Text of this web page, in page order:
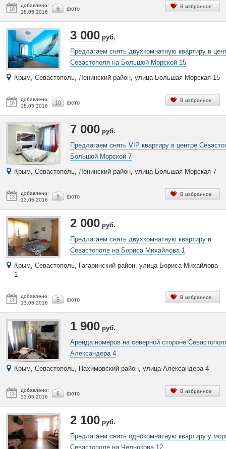
18
добавлено:
18.05.2016
6 фото В избранное
18
добавлено:
18.05.2016
10 фото
3 000 руб.
Предлагаем снять двухкомнатную квартиру в
Севастополя на Большой Морской 15
Крым, Севастополь, Ленинский район, улица Большая Морская 15
В избранное
13
добавлено:
13.05.2016
9 фото
7 000 руб.
Предлагаем снять VIP квартиру в центре
Большой Морской 7
Крым, Севастополь, Ленинский район, улица Большая Морская 7
В избранное
13
добавлено:
13.05.2016
5 фото
2 000 руб.
Предлагаем снять двухкомнатную квартиру в
Севастополе на Бориса Михайлова 1
Крым, Севастополь, Гагаринский район, улица Бориса Михайлова
1
В избранное
13
добавлено:
13.05.2016
6 фото
1 900 руб.
Аренда номеров на северной стороне
Александера 4
Крым, Севастополь, Нахимовский район, улица Александера 4
В избранное
2 100 руб.
Предлагаем снять однокомнатную квартиру у
Севастополе на Челнокова 12